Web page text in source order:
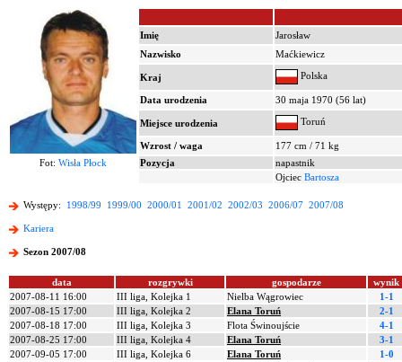
Imię
Jarosław
Nazwisko
Maćkiewicz
Kraj Polska
Data urodzenia 30 maja 1970 (56 lat)
Miejsce urodzenia Toruń
Wzrost / waga
177 cm / 71 kg
Fot: Wisła Płock Pozycja
napastnik
Ojciec Bartosza
Występy: 1998/99 1999/00 2000/01 2001/02 2002/03 2006/07 2007/08
Kariera
Sezon 2007/08
data rozgrywki gospodarze
wynik
2007-08-11 16:00
III liga, Kolejka 1 Nielba Wągrowiec
1-1
2007-08-15 17:00
III liga, Kolejka 2 Elana Toruń
2-1
2007-08-18 17:00
III liga, Kolejka 3 Flota Świnoujście
4-1
2007-08-25 17:00
III liga, Kolejka 4 Elana Toruń
3-1
2007-09-05 17:00
III liga, Kolejka 6 Elana Toruń
1-0